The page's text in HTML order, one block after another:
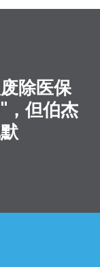
除医保
，但伯杰